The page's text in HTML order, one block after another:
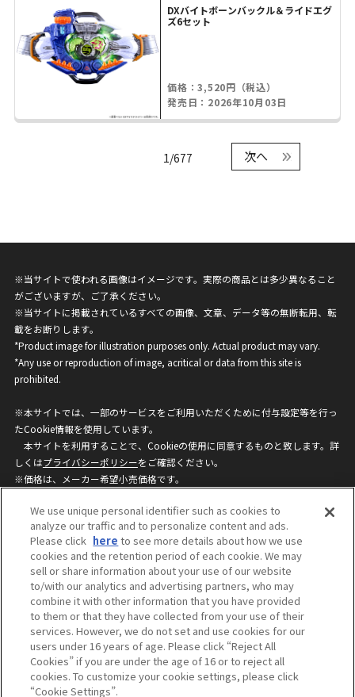
DXバイトボーンバックル＆ライドエグ
ズ6セット
価格：3,520円（税込）
発売日：2026年10月03日
1/677 次へ
※当サイトで使われる画像はイメージです。実際の商品とは多少異なること
がございますが、ご了承ください。
※当サイトに掲載されているすべての画像、文章、データ等の無断転用、転
載をお断りします。
*Product image for illustration purposes only. Actual product may vary.
*Any use or reproduction of image, acritical or data from this site is
prohibited.
※本サイトでは、一部のサービスをご利用いただくために付与設定等を行っ
たCookie情報を使用しています。
本サイトを利用することで、Cookieの使用に同意するものと致します。詳
しくはプライバシーポリシーをご確認ください。
※価格は、メーカー希望小売価格です。
ざいますのでご了承ください。
privacypolicy
Do Not Sell or Share My
Personal Information
ウェブサイトご利用条件
ソーシャルメディアポリシー
個人情報保護方針
お問い合わせ
©BANDAI
We use unique personal identifier such as cookies to
analyze our traffic and to personalize content and ads.
Please click here to see more details about how we use
cookies and the retention period of each cookie. We may
sell or share information about your use of our website
to/with our analytics and advertising partners, who may
combine it with other information that you have provided
to them or that they have collected from your use of their
services. However, we do not set and use cookies for our
users under 16 years of age. Please click “Reject All
Cookies” if you are under the age of 16 or to reject all
cookies. To customize your cookie settings, please click
“Cookie Settings”.